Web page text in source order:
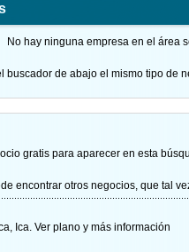
No hay ninguna empresa en el área
buscador de abajo el mismo tipo de
gratis para aparecer en esta
encontrar otros negocios, que tal
Ica. Ver plano y más información